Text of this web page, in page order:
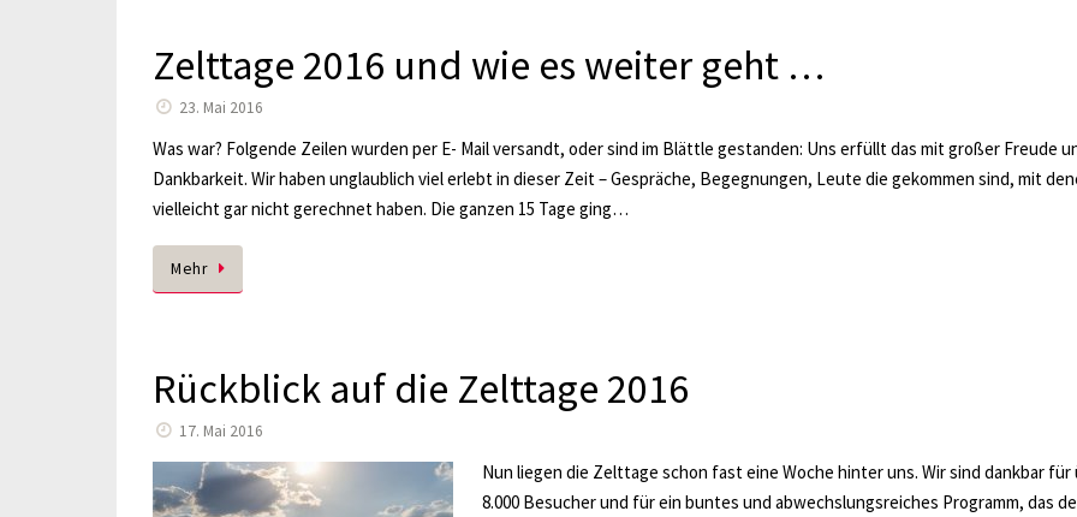
Zelttage 2016 und wie es weiter geht …
23. Mai 2016
Was war? Folgende Zeilen wurden per E- Mail versandt, oder sind im Blättle gestanden: Uns erfüllt das mit großer Freude
Dankbarkeit. Wir haben unglaublich viel erlebt in dieser Zeit – Gespräche, Begegnungen, Leute die gekommen sind, mit
vielleicht gar nicht gerechnet haben. Die ganzen 15 Tage ging…
Mehr
Rückblick auf die Zelttage 2016
17. Mai 2016
Nun liegen die Zelttage schon fast eine Woche hinter uns. Wir sind dankbar für
8.000 Besucher und für ein buntes und abwechslungsreiches Programm, das